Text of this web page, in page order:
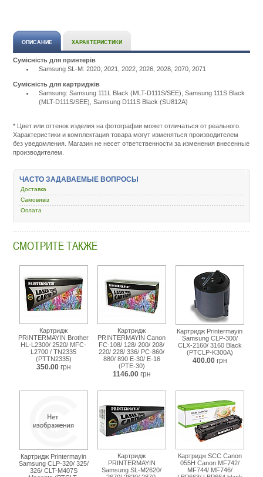
ОПИСАНИЕ ХАРАКТЕРИСТИКИ
Сумісність для принтерів
Samsung SL-M: 2020, 2021, 2022, 2026, 2028, 2070, 2071
Сумісність для картриджів
Samsung: Samsung 111L Black (MLT-D111S/SEE), Samsung 111S Black
(MLT-D111S/SEE), Samsung D111S Black (SU812A)
rashodnye-
materialy/5259-
kartridzh-
sl-
2070-
su812a.html
* Цвет или оттенок изделия на фотографии может отличаться от реального.
Характеристики и комплектация товара могут изменяться производителем
без уведомления. Магазин не несет ответственности за изменения внесенные
производителем.
ЧАСТО ЗАДАВАЕМЫЕ ВОПРОСЫ
Доставка
Самовивіз
Оплата
СМОТРИТЕ ТАКЖЕ
Картридж
PRINTERMAYIN Brother
HL-L2300/ 2520/ MFC-
L2700 / TN2335
(PTTN2335)
350.00 грн
Картридж
PRINTERMAYIN Canon
FC-108/ 128/ 200/ 208/
220/ 228/ 336/ PC-860/
880/ 890 E-30/ E-16
(PTE-30)
1146.00 грн
Картридж Printermayin
Samsung CLP-300/
CLX-2160/ 3160 Black
(PTCLP-K300A)
400.00 грн
Картридж Printermayin
Samsung CLP-320/ 325/
326/ CLT-M407S
Картридж
PRINTERMAYIN
Samsung SL-M2620/
Картридж SCC Canon
055H Canon MF742/
MF744/ MF746/